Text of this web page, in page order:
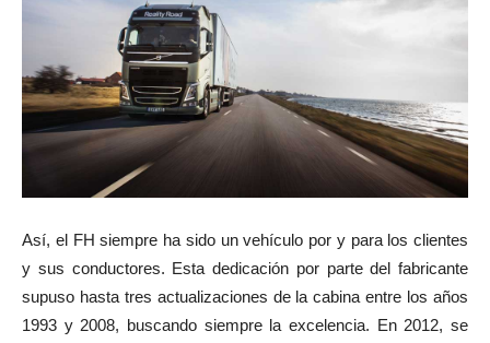
Así, el FH siempre ha sido un vehículo por y para los clientes
y sus conductores. Esta dedicación por parte del fabricante
supuso hasta tres actualizaciones de la cabina entre los años
1993 y 2008, buscando siempre la excelencia. En 2012, se